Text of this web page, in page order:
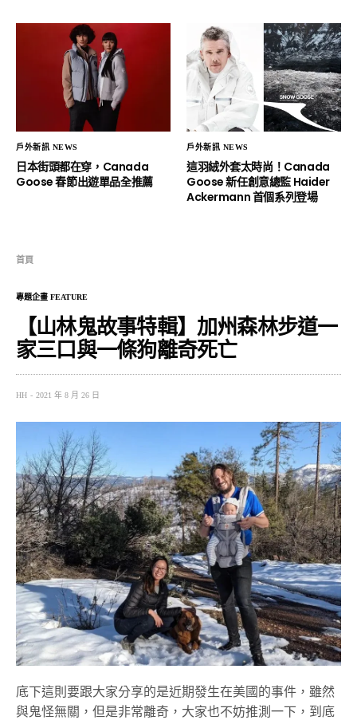
戶外新訊 NEWS
日本街頭都在穿，Canada
Goose 春節出遊單品全推薦
戶外新訊 NEWS
這羽絨外套太時尚！Canada
Goose 新任創意總監 Haider
Ackermann 首個系列登場
首頁
專題企畫 FEATURE
【山林鬼故事特輯】加州森林步道一
家三口與一條狗離奇死亡
HH 2021 年 8 月 26 日
底下這則要跟大家分享的是近期發生在美國的事件，雖然
與鬼怪無關，但是非常離奇，大家也不妨推測一下，到底